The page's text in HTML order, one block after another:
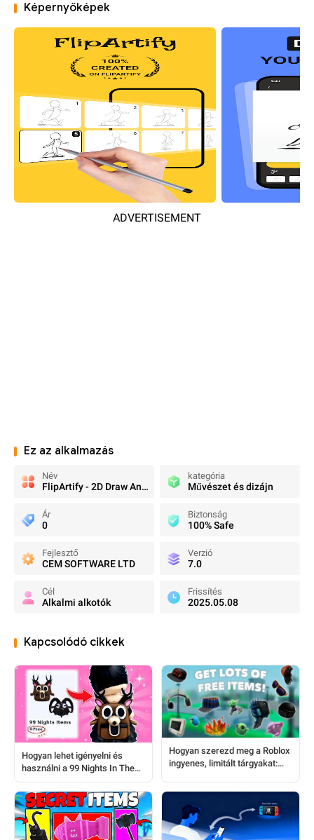
Képernyőképek
ADVERTISEMENT
Ez az alkalmazás
Név
FlipArtify - 2D Draw Animation
kategória
Művészet és dizájn
Ár
0
Biztonság
100% Safe
Fejlesztő
CEM SOFTWARE LTD
Verzió
7.0
Cél
Alkalmi alkotók
Frissítés
2025.05.08
Kapcsolódó cikkek
Hogyan lehet igényelni és
használni a 99 Nights In The
Hogyan szerezd meg a Roblox
ingyenes, limitált tárgyakat: